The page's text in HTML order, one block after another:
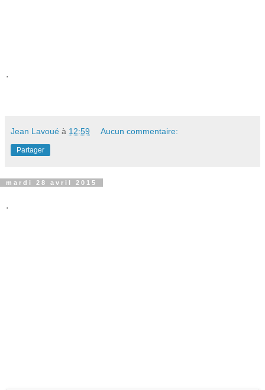
.
Jean Lavoué à 12:59 Aucun commentaire:
Partager
mardi 28 avril 2015
.